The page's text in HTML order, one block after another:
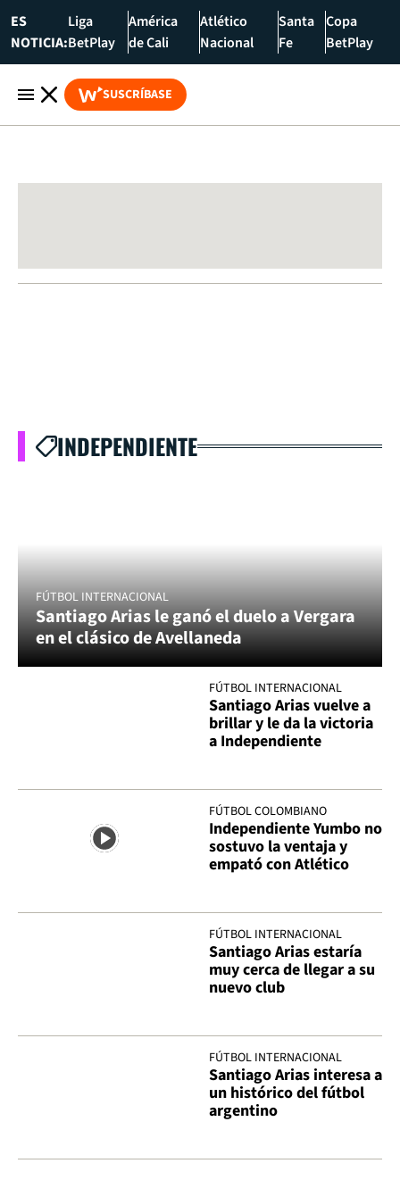
ES
NOTICIA:
Liga
BetPlay
América
de Cali
Atlético
Nacional
Santa
Fe
Copa
BetPlay
SUSCRÍBASE
INDEPENDIENTE
FÚTBOL INTERNACIONAL
Santiago Arias le ganó el duelo a Vergara
en el clásico de Avellaneda
FÚTBOL INTERNACIONAL
Santiago Arias vuelve a
brillar y le da la victoria
a Independiente
FÚTBOL COLOMBIANO
Independiente Yumbo no
sostuvo la ventaja y
empató con Atlético
FÚTBOL INTERNACIONAL
Santiago Arias estaría
muy cerca de llegar a su
nuevo club
FÚTBOL INTERNACIONAL
Santiago Arias interesa a
un histórico del fútbol
argentino